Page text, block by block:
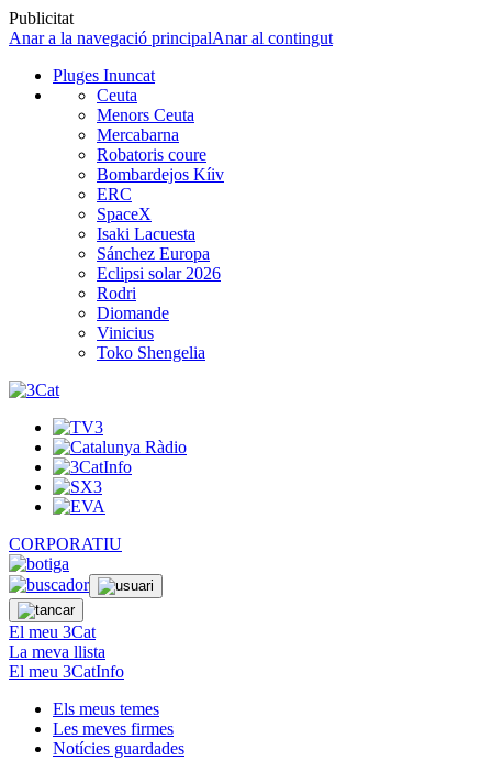
Publicitat
Anar a la navegació principalAnar al contingut
Pluges Inuncat
Ceuta
Menors Ceuta
Mercabarna
Robatoris coure
Bombardejos Kíiv
ERC
SpaceX
Isaki Lacuesta
Sánchez Europa
Eclipsi solar 2026
Rodri
Diomande
Vinicius
Toko Shengelia
CORPORATIU
El meu 3Cat
La meva llista
El meu 3CatInfo
Els meus temes
Les meves firmes
Notícies guardades